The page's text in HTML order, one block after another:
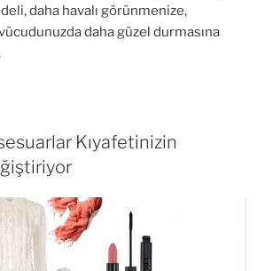
daha havalı görünmenize,
daha güzel durmasına
Kıyafetinizin